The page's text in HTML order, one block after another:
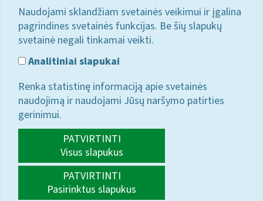
Naudojami sklandžiam svetainės veikimui ir įgalina
pagrindines svetainės funkcijas. Be šių slapukų
svetainė negali tinkamai veikti.
Analitiniai slapukai
Renka statistinę informaciją apie svetainės
naudojimą ir naudojami Jūsų naršymo patirties
gerinimui.
PATVIRTINTI
Visus slapukus
PATVIRTINTI
Pasirinktus slapukus